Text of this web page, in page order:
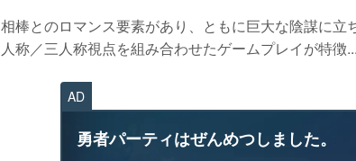
相棒とのロマンス要素があり、ともに巨大な陰謀に立
人称／三人称視点を組み合わせたゲームプレイが特徴...
AD
勇者パーティはぜんめつしました。